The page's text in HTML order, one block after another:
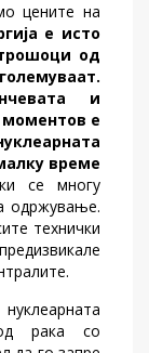
цените на
е исто
од
и
моментов е
време
се многу
одржување.
технички
рака со